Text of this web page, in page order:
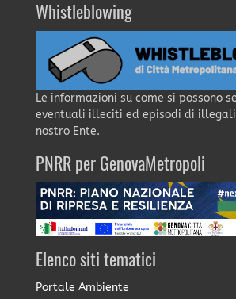
Whistleblowing
Le informazioni su come si possono
eventuali illeciti ed episodi di
nostro Ente.
PNRR per GenovaMetropoli
Elenco siti tematici
Portale Ambiente